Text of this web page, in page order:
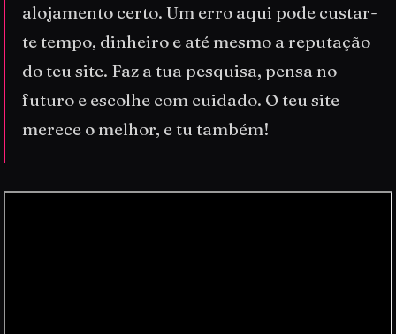
alojamento certo. Um erro aqui pode custar-
te tempo, dinheiro e até mesmo a reputação
do teu site. Faz a tua pesquisa, pensa no
futuro e escolhe com cuidado. O teu site
merece o melhor, e tu também!